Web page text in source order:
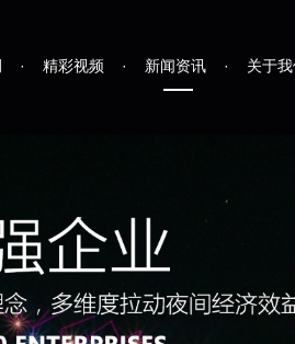
· 精彩视频 · 新闻资讯 · 关于